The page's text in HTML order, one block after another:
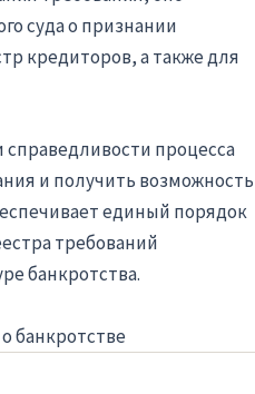
суда о признании
кредиторов, а также для
справедливости процесса
и получить возможность
единый порядок
требований
банкротства.
банкротстве